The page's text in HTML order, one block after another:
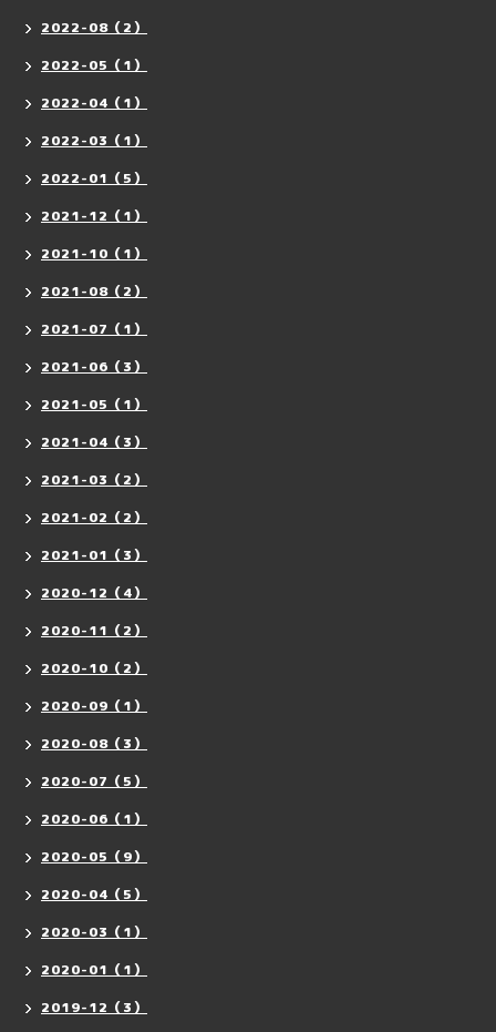
2022-08（2）
2022-05（1）
2022-04（1）
2022-03（1）
2022-01（5）
2021-12（1）
2021-10（1）
2021-08（2）
2021-07（1）
2021-06（3）
2021-05（1）
2021-04（3）
2021-03（2）
2021-02（2）
2021-01（3）
2020-12（4）
2020-11（2）
2020-10（2）
2020-09（1）
2020-08（3）
2020-07（5）
2020-06（1）
2020-05（9）
2020-04（5）
2020-03（1）
2020-01（1）
2019-12（3）